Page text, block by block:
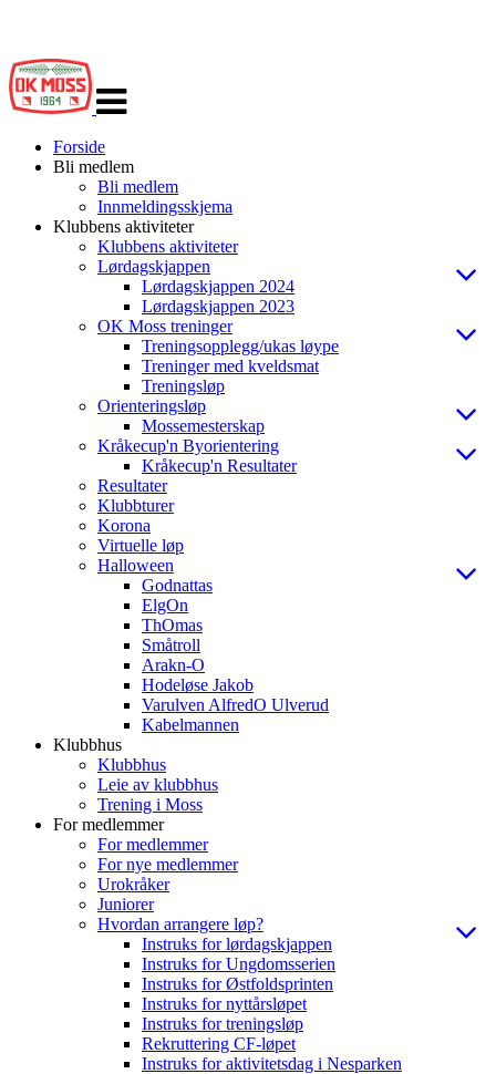
navigasjon
Forside
Bli medlem
Bli medlem
Innmeldingsskjema
Klubbens aktiviteter
Klubbens aktiviteter
Lørdagskjappen
Lørdagskjappen 2024
Lørdagskjappen 2023
OK Moss treninger
Treningsopplegg/ukas løype
Treninger med kveldsmat
Treningsløp
Orienteringsløp
Mossemesterskap
Kråkecup'n Byorientering
Kråkecup'n Resultater
Resultater
Klubbturer
Korona
Virtuelle løp
Halloween
Godnattas
ElgOn
ThOmas
Småtroll
Arakn-O
Hodeløse Jakob
Varulven AlfredO Ulverud
Kabelmannen
Klubbhus
Klubbhus
Leie av klubbhus
Trening i Moss
For medlemmer
For medlemmer
For nye medlemmer
Urokråker
Juniorer
Hvordan arrangere løp?
Instruks for lørdagskjappen
Instruks for Ungdomsserien
Instruks for Østfoldsprinten
Instruks for nyttårsløpet
Instruks for treningsløp
Rekruttering CF-løpet
Instruks for aktivitetsdag i Nesparken